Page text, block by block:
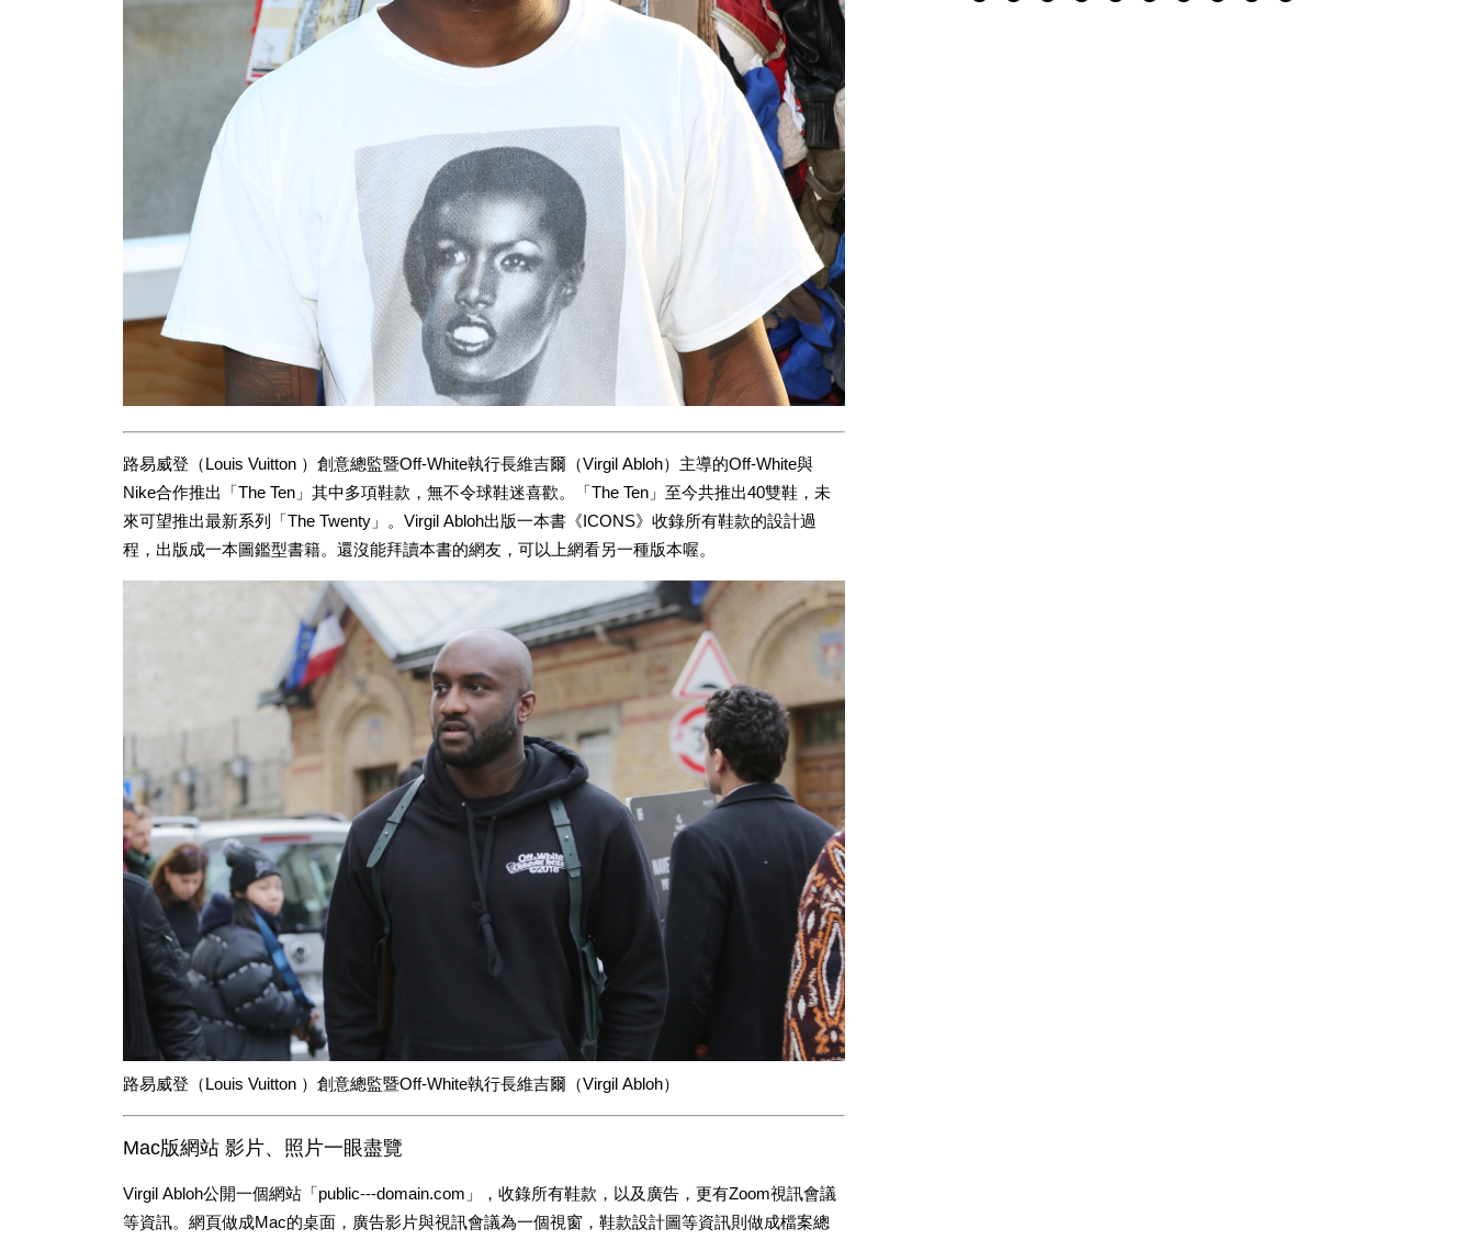
路易威登（Louis Vuitton ）創意總監暨Off-White執行長維吉爾（Virgil Abloh）主導的Off-White與
Nike合作推出「The Ten」其中多項鞋款，無不令球鞋迷喜歡。「The Ten」至今共推出40雙鞋，未
來可望推出最新系列「The Twenty」。Virgil Abloh出版一本書《ICONS》收錄所有鞋款的設計過
程，出版成一本圖鑑型書籍。還沒能拜讀本書的網友，可以上網看另一種版本喔。
路易威登（Louis Vuitton ）創意總監暨Off-White執行長維吉爾（Virgil Abloh）
Mac版網站 影片、照片一眼盡覽
Virgil Abloh公開一個網站「public---domain.com」，收錄所有鞋款，以及廣告，更有Zoom視訊會議
等資訊。網頁做成Mac的桌面，廣告影片與視訊會議為一個視窗，鞋款設計圖等資訊則做成檔案總